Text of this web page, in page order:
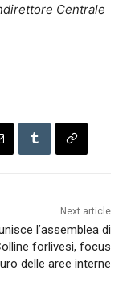
Centrale
Next article
l’assemblea di
forlivesi, focus
delle aree interne